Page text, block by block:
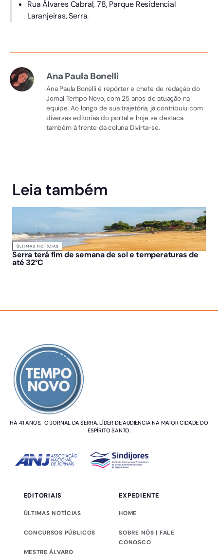
Rua Álvares Cabral, 78, Parque Residencial
Laranjeiras, Serra.
Ana Paula Bonelli
Ana Paula Bonelli é repórter e chefe de redação do
Jornal Tempo Novo, com 25 anos de atuação na
equipe. Ao longo de sua trajetória, já contribuiu com
diversas editorias do portal e hoje se destaca
também à frente da coluna Divirta-se.
Leia também
ÚLTIMAS NOTÍCIAS
Serra terá fim de semana de sol e temperaturas de
até 32°C
HÁ 41 ANOS, O JORNAL DA SERRA. LÍDER DE AUDIÊNCIA NA MAIOR CIDADE DO
ESPÍRITO SANTO.
EDITORIAIS
ÚLTIMAS NOTÍCIAS
CONCURSOS PÚBLICOS
MESTRE ÁLVARO
EXPEDIENTE
HOME
SOBRE NÓS | FALE
CONOSCO